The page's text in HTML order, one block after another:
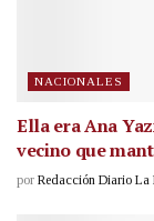
NACIONALES
Ella era Ana
vecino que
por Redacción Diario La